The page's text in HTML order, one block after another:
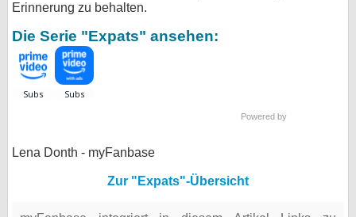
Erinnerung zu behalten.
Die Serie "Expats" ansehen:
Powered by
Lena Donth - myFanbase
Zur "Expats"-Übersicht